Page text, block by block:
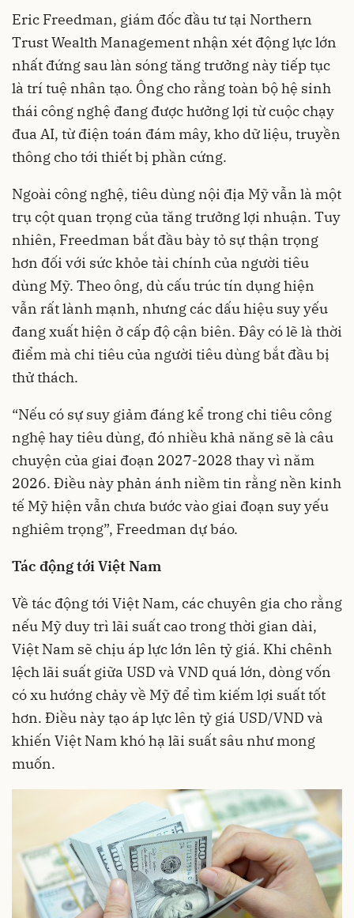
Eric Freedman, giám đốc đầu tư tại Northern
Trust Wealth Management nhận xét động lực lớn
nhất đứng sau làn sóng tăng trưởng này tiếp tục
là trí tuệ nhân tạo. Ông cho rằng toàn bộ hệ sinh
thái công nghệ đang được hưởng lợi từ cuộc chạy
đua AI, từ điện toán đám mây, kho dữ liệu, truyền
thông cho tới thiết bị phần cứng.
Ngoài công nghệ, tiêu dùng nội địa Mỹ vẫn là một
trụ cột quan trọng của tăng trưởng lợi nhuận. Tuy
nhiên, Freedman bắt đầu bày tỏ sự thận trọng
hơn đối với sức khỏe tài chính của người tiêu
dùng Mỹ. Theo ông, dù cấu trúc tín dụng hiện
vẫn rất lành mạnh, nhưng các dấu hiệu suy yếu
đang xuất hiện ở cấp độ cận biên. Đây có lẽ là thời
điểm mà chi tiêu của người tiêu dùng bắt đầu bị
thử thách.
“Nếu có sự suy giảm đáng kể trong chi tiêu công
nghệ hay tiêu dùng, đó nhiều khả năng sẽ là câu
chuyện của giai đoạn 2027-2028 thay vì năm
2026. Điều này phản ánh niềm tin rằng nền kinh
tế Mỹ hiện vẫn chưa bước vào giai đoạn suy yếu
nghiêm trọng”, Freedman dự báo.
Tác động tới Việt Nam
Về tác động tới Việt Nam, các chuyên gia cho rằng
nếu Mỹ duy trì lãi suất cao trong thời gian dài,
Việt Nam sẽ chịu áp lực lớn lên tỷ giá. Khi chênh
lệch lãi suất giữa USD và VND quá lớn, dòng vốn
có xu hướng chảy về Mỹ để tìm kiếm lợi suất tốt
hơn. Điều này tạo áp lực lên tỷ giá USD/VND và
khiến Việt Nam khó hạ lãi suất sâu như mong
muốn.